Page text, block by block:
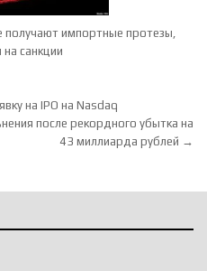
получают импортные протезы,
санкции
на IPO на Nasdaq
после рекордного убытка на
43 миллиарда рублей →